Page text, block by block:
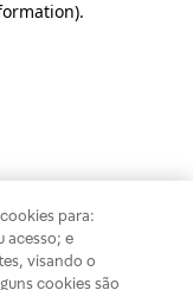
.
para:
acesso; e
visando o
cookies são